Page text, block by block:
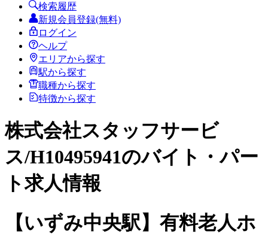
検索履歴
新規会員登録(無料)
ログイン
ヘルプ
エリアから探す
駅から探す
職種から探す
特徴から探す
株式会社スタッフサービ
ス/H10495941のバイト・パー
ト求人情報
【いずみ中央駅】有料老人ホ